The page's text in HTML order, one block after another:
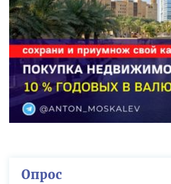
Опрос